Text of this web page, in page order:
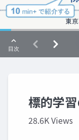
標的学
28.6K Views